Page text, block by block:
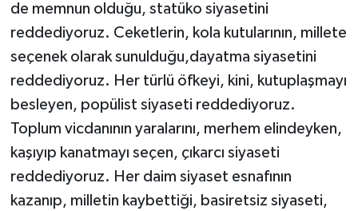
de memnun olduğu, statüko siyasetini
reddediyoruz. Ceketlerin, kola kutularının, millete
seçenek olarak sunulduğu,dayatma siyasetini
reddediyoruz. Her türlü öfkeyi, kini, kutuplaşmayı
besleyen, popülist siyaseti reddediyoruz.
Toplum vicdanının yaralarını, merhem elindeyken,
kaşıyıp kanatmayı seçen, çıkarcı siyaseti
reddediyoruz. Her daim siyaset esnafının
kazanıp, milletin kaybettiği, basiretsiz siyaseti,